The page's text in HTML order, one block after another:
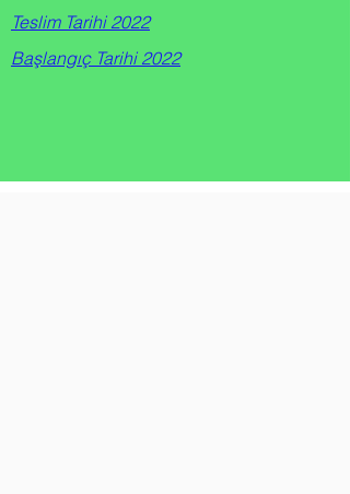
Teslim Tarihi 2022
Başlangıç Tarihi 2022